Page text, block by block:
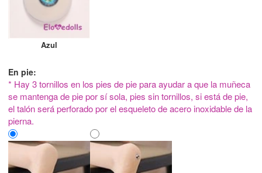
Azul
En pie:
* Hay 3 tornillos en los pies de pie para ayudar a que la muñeca
se mantenga de pie por sí sola, pies sin tornillos, si está de pie,
el talón será perforado por el esqueleto de acero inoxidable de la
pierna.